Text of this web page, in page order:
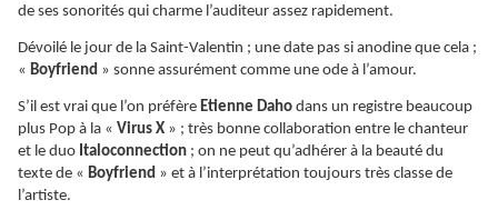
de ses sonorités qui charme l’auditeur assez rapidement.
Dévoilé le jour de la Saint-Valentin ; une date pas si anodine que cela ;
« Boyfriend » sonne assurément comme une ode à l’amour.
S’il est vrai que l’on préfère Etienne Daho dans un registre beaucoup
plus Pop à la « Virus X » ; très bonne collaboration entre le chanteur
et le duo Italoconnection ; on ne peut qu’adhérer à la beauté du
texte de « Boyfriend » et à l’interprétation toujours très classe de
l’artiste.